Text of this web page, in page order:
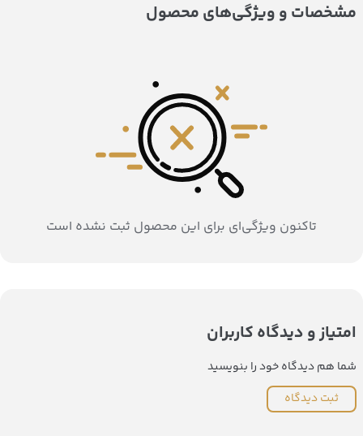
مشخصات و ویژگی‌های محصول
تاکنون ویژگی‌ای برای این محصول ثبت نشده است
امتیاز و دیدگاه کاربران
شما هم دیدگاه خود را بنویسید
ثبت دیدگاه